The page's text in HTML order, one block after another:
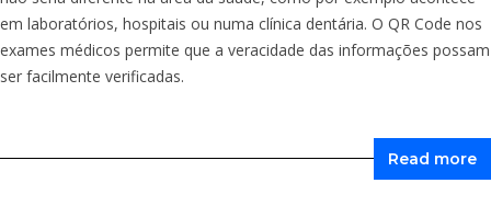
em laboratórios, hospitais ou numa clínica dentária. O QR Code nos
exames médicos permite que a veracidade das informações possam
ser facilmente verificadas.
Read more